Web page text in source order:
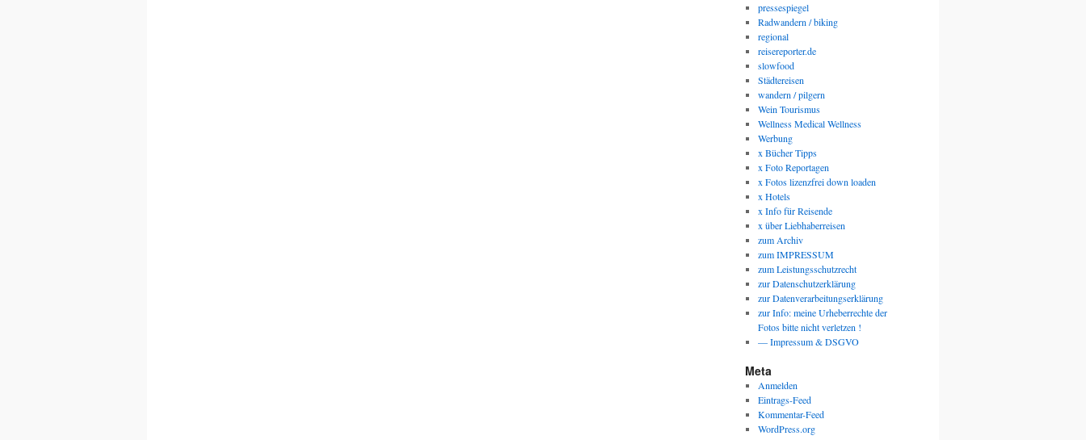
pressespiegel
Radwandern / biking
regional
reisereporter.de
slowfood
Städtereisen
wandern / pilgern
Wein Tourismus
Wellness Medical Wellness
Werbung
x Bücher Tipps
x Foto Reportagen
x Fotos lizenzfrei down loaden
x Hotels
x Info für Reisende
x über Liebhaberreisen
zum Archiv
zum IMPRESSUM
zum Leistungsschutzrecht
zur Datenschutzerklärung
zur Datenverarbeitungserklärung
zur Info: meine Urheberrechte der
Fotos bitte nicht verletzen !
— Impressum & DSGVO
Meta
Anmelden
Eintrags-Feed
Kommentar-Feed
WordPress.org